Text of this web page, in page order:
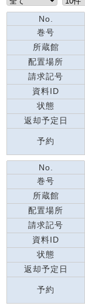
No.
巻号
所蔵館
配置場所
請求記号
資料ID
状態
返却予定日
予約
No.
巻号
所蔵館
配置場所
請求記号
資料ID
状態
返却予定日
予約